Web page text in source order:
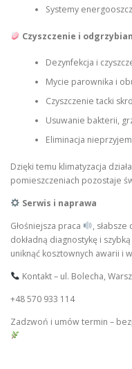
Systemy
Czyszczenie i
Dezynfekcja i
Mycie parownika i
Czyszczenie tacki
Usuwanie bakterii,
Eliminacja
Dzięki temu klimatyzacja
pomieszczeniach pozostaje
Serwis i naprawa
Głośniejsza praca
, słabsze
dokładną diagnostykę i
uniknąć kosztownych awarii i
Kontakt – ul. Bolecha,
+48 570 933 114
Zadzwoń i umów termin –